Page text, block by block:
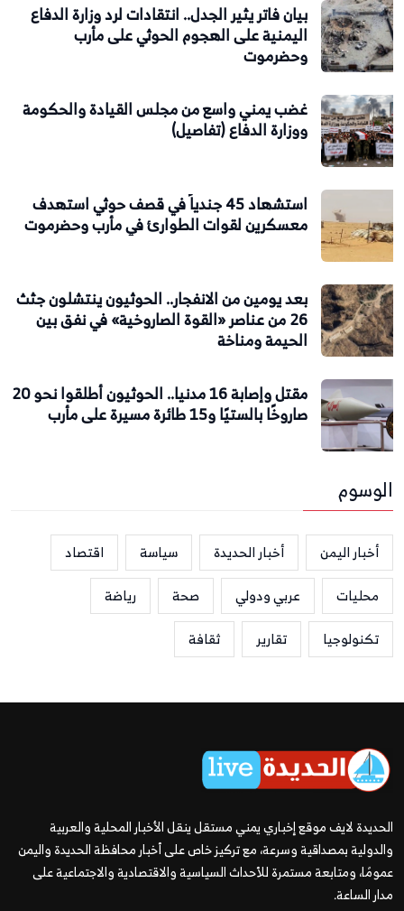
بيان فاتر يثير الجدل.. انتقادات لرد وزارة الدفاع
اليمنية على الهجوم الحوثي على مأرب
وحضرموت
غضب يمني واسع من مجلس القيادة والحكومة
ووزارة الدفاع (تفاصيل)
استشهاد 45 جندياً في قصف حوثي استهدف
معسكرين لقوات الطوارئ في مأرب وحضرموت
بعد يومين من الانفجار.. الحوثيون ينتشلون جثث
26 من عناصر «القوة الصاروخية» في نفق بين
الحيمة ومناخة
مقتل وإصابة 16 مدنيا.. الحوثيون أطلقوا نحو 20
صاروخًا بالستيًا و15 طائرة مسيرة على مأرب
الوسوم
أخبار اليمن أخبار الحديدة سياسة
اقتصاد
محليات
عربي ودولي صحة
رياضة
تكنولوجيا
تقارير ثقافة
الحديدة لايف موقع إخباري يمني مستقل ينقل الأخبار المحلية والعربية
والدولية بمصداقية وسرعة، مع تركيز خاص على أخبار محافظة الحديدة واليمن
عمومًا، ومتابعة مستمرة للأحداث السياسية والاقتصادية والاجتماعية على
مدار الساعة.